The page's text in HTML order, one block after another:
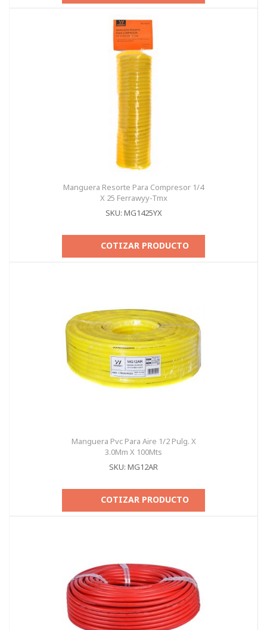
Manguera Resorte Para Compresor 1/4
X 25 Ferrawyy-Tmx
SKU: MG1425YX
COTIZAR PRODUCTO
Manguera Pvc Para Aire 1/2 Pulg. X
3.0Mm X 100Mts
SKU: MG12AR
COTIZAR PRODUCTO